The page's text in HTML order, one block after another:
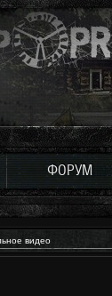
ФОРУМ
видео